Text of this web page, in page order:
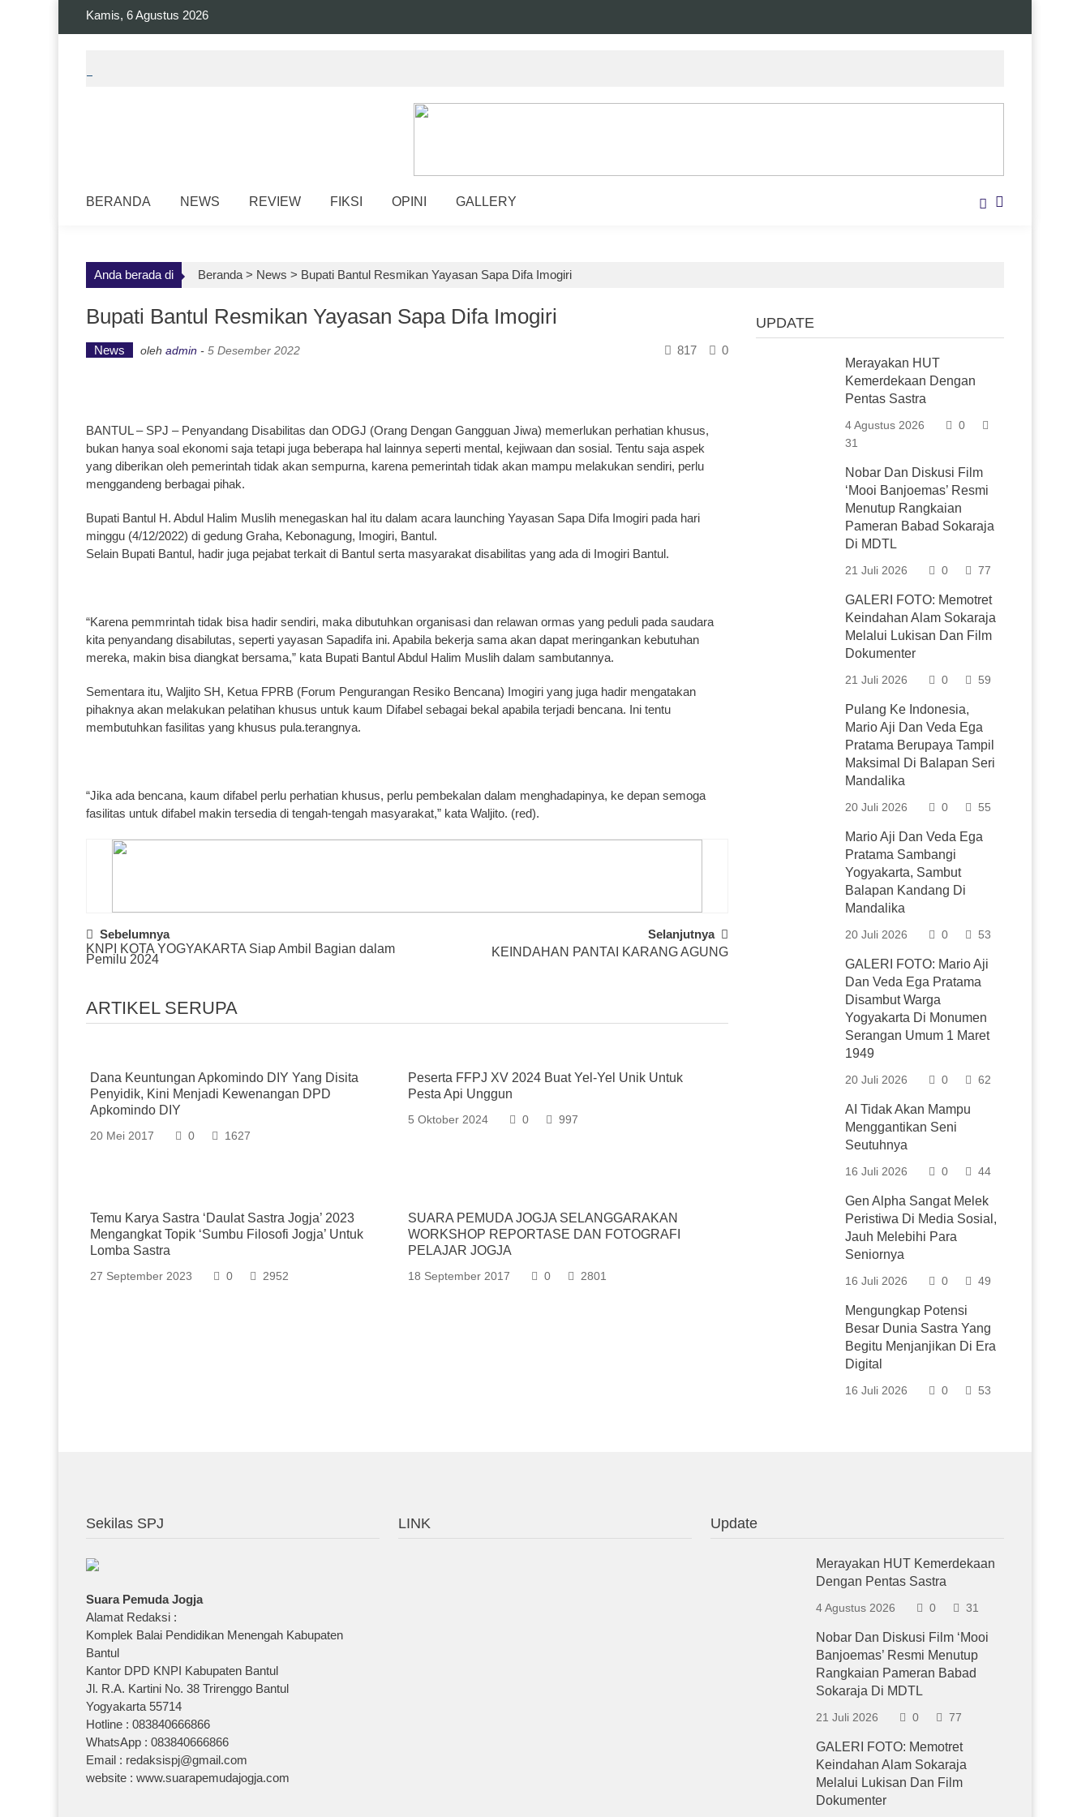
Kamis, 6 Agustus 2026
BERANDA NEWS REVIEW FIKSI OPINI GALLERY
Anda berada di Beranda > News > Bupati Bantul Resmikan Yayasan Sapa Difa Imogiri
Bupati Bantul Resmikan Yayasan Sapa Difa Imogiri
News oleh admin - 5 Desember 2022 0
817
BANTUL – SPJ – Penyandang Disabilitas dan ODGJ (Orang Dengan Gangguan Jiwa) memerlukan perhatian khusus,
bukan hanya soal ekonomi saja tetapi juga beberapa hal lainnya seperti mental, kejiwaan dan sosial. Tentu saja aspek
yang diberikan oleh pemerintah tidak akan sempurna, karena pemerintah tidak akan mampu melakukan sendiri, perlu
menggandeng berbagai pihak.
Bupati Bantul H. Abdul Halim Muslih menegaskan hal itu dalam acara launching Yayasan Sapa Difa Imogiri pada hari
minggu (4/12/2022) di gedung Graha, Kebonagung, Imogiri, Bantul.
Selain Bupati Bantul, hadir juga pejabat terkait di Bantul serta masyarakat disabilitas yang ada di Imogiri Bantul.
“Karena pemmrintah tidak bisa hadir sendiri, maka dibutuhkan organisasi dan relawan ormas yang peduli pada saudara
kita penyandang disabilutas, seperti yayasan Sapadifa ini. Apabila bekerja sama akan dapat meringankan kebutuhan
mereka, makin bisa diangkat bersama,” kata Bupati Bantul Abdul Halim Muslih dalam sambutannya.
Sementara itu, Waljito SH, Ketua FPRB (Forum Pengurangan Resiko Bencana) Imogiri yang juga hadir mengatakan
pihaknya akan melakukan pelatihan khusus untuk kaum Difabel sebagai bekal apabila terjadi bencana. Ini tentu
membutuhkan fasilitas yang khusus pula.terangnya.
“Jika ada bencana, kaum difabel perlu perhatian khusus, perlu pembekalan dalam menghadapinya, ke depan semoga
fasilitas untuk difabel makin tersedia di tengah-tengah masyarakat,” kata Waljito. (red).
Post
Navigation
Sebelumnya
KNPI KOTA YOGYAKARTA Siap Ambil Bagian dalam
Pemilu 2024
Selanjutnya
KEINDAHAN PANTAI KARANG AGUNG
ARTIKEL SERUPA
Dana Keuntungan Apkomindo DIY Yang Disita
Penyidik, Kini Menjadi Kewenangan DPD
Apkomindo DIY
20 Mei 2017 0 1627
Peserta FFPJ XV 2024 Buat Yel-Yel Unik Untuk
Pesta Api Unggun
5 Oktober 2024 0 997
Temu Karya Sastra ‘Daulat Sastra Jogja’ 2023
Mengangkat Topik ‘Sumbu Filosofi Jogja’ Untuk
Lomba Sastra
27 September 2023 0 2952
SUARA PEMUDA JOGJA SELANGGARAKAN
WORKSHOP REPORTASE DAN FOTOGRAFI
PELAJAR JOGJA
18 September 2017 0 2801
UPDATE
Merayakan HUT
Kemerdekaan Dengan
Pentas Sastra
4 Agustus 2026
0
31
Nobar Dan Diskusi Film
‘Mooi Banjoemas’ Resmi
Menutup Rangkaian
Pameran Babad Sokaraja
Di MDTL
21 Juli 2026 0 77
GALERI FOTO: Memotret
Keindahan Alam Sokaraja
Melalui Lukisan Dan Film
Dokumenter
21 Juli 2026 0 59
Pulang Ke Indonesia,
Mario Aji Dan Veda Ega
Pratama Berupaya Tampil
Maksimal Di Balapan Seri
Mandalika
20 Juli 2026 0 55
Mario Aji Dan Veda Ega
Pratama Sambangi
Yogyakarta, Sambut
Balapan Kandang Di
Mandalika
20 Juli 2026 0 53
GALERI FOTO: Mario Aji
Dan Veda Ega Pratama
Disambut Warga
Yogyakarta Di Monumen
Serangan Umum 1 Maret
1949
20 Juli 2026 0 62
AI Tidak Akan Mampu
Menggantikan Seni
Seutuhnya
16 Juli 2026 0 44
Gen Alpha Sangat Melek
Peristiwa Di Media Sosial,
Jauh Melebihi Para
Seniornya
16 Juli 2026 0 49
Mengungkap Potensi
Besar Dunia Sastra Yang
Begitu Menjanjikan Di Era
Digital
16 Juli 2026 0 53
Sekilas SPJ
Suara Pemuda Jogja
Alamat Redaksi :
Komplek Balai Pendidikan Menengah Kabupaten
Bantul
Kantor DPD KNPI Kabupaten Bantul
Jl. R.A. Kartini No. 38 Trirenggo Bantul
Yogyakarta 55714
Hotline : 083840666866
WhatsApp : 083840666866
Email : redaksispj@gmail.com
website : www.suarapemudajogja.com
LINK Update
Merayakan HUT Kemerdekaan
Dengan Pentas Sastra
4 Agustus 2026 0 31
Nobar Dan Diskusi Film ‘Mooi
Banjoemas’ Resmi Menutup
Rangkaian Pameran Babad
Sokaraja Di MDTL
21 Juli 2026 0 77
GALERI FOTO: Memotret
Keindahan Alam Sokaraja
Melalui Lukisan Dan Film
Dokumenter